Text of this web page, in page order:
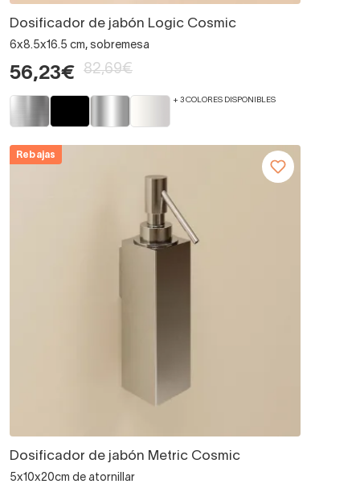
Dosificador de jabón Logic Cosmic
6x8.5x16.5 cm, sobremesa
56,23€ 82,69€
+ 3 COLORES DISPONIBLES
Rebajas
Dosificador de jabón Metric Cosmic
5x10x20cm de atornillar